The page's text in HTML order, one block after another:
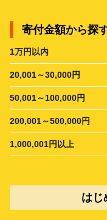
寄付金額から探
1万円以内
20,001～30,000円
50,001～100,000円
200,001～500,000円
1,000,001円以上
はじ